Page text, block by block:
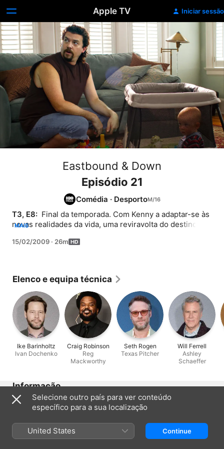
Apple TV Iniciar sessão
Eastbound & Down
Episódio 21
Comédia · Desporto
T3, E8: Final da temporada. Com Kenny a adaptar-se às
novas realidades da vida, uma reviravolta do destino
MAIS
15/02/2009 · 26m
Elenco e equipa técnica
Ike Barinholtz
Ivan Dochenko
Craig Robinson
Reg
Mackworthy
Seth Rogen
Texas Pitcher
Will Ferrell
Ashley
Schaeffer
Informação
Lançamento
Duração
26 min
Selecione outro país para ver conteúdo
específico para a sua localização
United States Continue